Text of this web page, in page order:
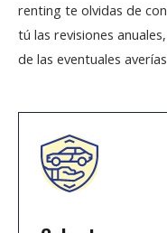
renting te olvidas de
tú las revisiones
de las eventuales